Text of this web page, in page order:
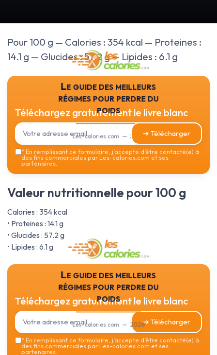
Pour 100 g — Calories : 354 kcal — Proteines :
14.1 g — Glucides : 57.2 g — Lipides : 6.1 g
Le guide des meilleurs
régimes pour perdre du
poids
Les-calories.com — 2026
Téléchargez gratuitement le livre blanc
➔ Télécharger
*En remplissant ce formulaire, j’accepte d’être contacté(e) à
des fins commerciales par Les-calories.com et ses
partenaires.
Valeur nutritionnelle pour 100 g
Calories : 354 kcal
• Proteines : 14.1 g
• Glucides : 57.2 g
• Lipides : 6.1 g
Le guide des meilleurs
régimes pour perdre du
poids
Les-calories.com — 2026
Téléchargez gratuitement le livre blanc
➔ Télécharger
*En remplissant ce formulaire, j’accepte d’être contacté(e) à
des fins commerciales par Les-calories.com et ses
partenaires.